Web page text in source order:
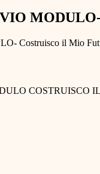
Costruisco il Mio
COSTRUISCO